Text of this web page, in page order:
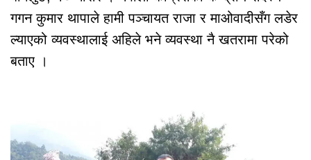
गगन कुमार थापाले हामी पञ्चायत राजा र माओवादीसँग लडेर
ल्याएको व्यवस्थालाई अहिले भने व्यवस्था नै खतरामा परेको
बताए ।